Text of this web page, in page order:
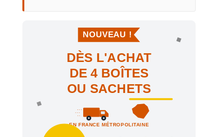
NOUVEAU !
DÈS L'ACHAT
DE 4 BOÎTES
OU SACHETS
EN FRANCE MÉTROPOLITAINE